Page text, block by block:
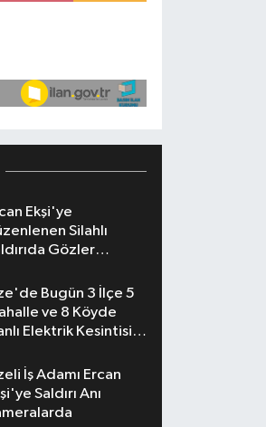
Ekşi'ye
Silahlı
Gözler
Bugün 3 İlçe 5
ve 8 Köyde
Elektrik Kesintisi
İş Adamı Ercan
Saldırı Anı